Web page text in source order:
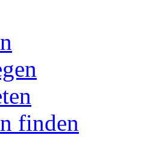
finden